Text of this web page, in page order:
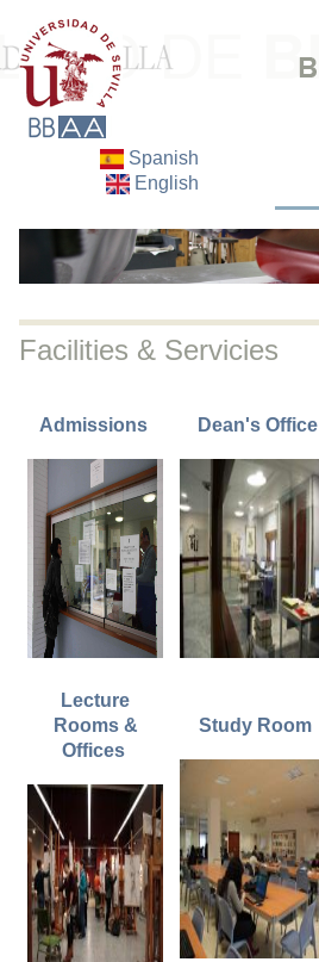
Spanish
English
Search
Facilities & Servicies
Admissions Dean's Office
Lecture
Rooms &
Offices
Study Room